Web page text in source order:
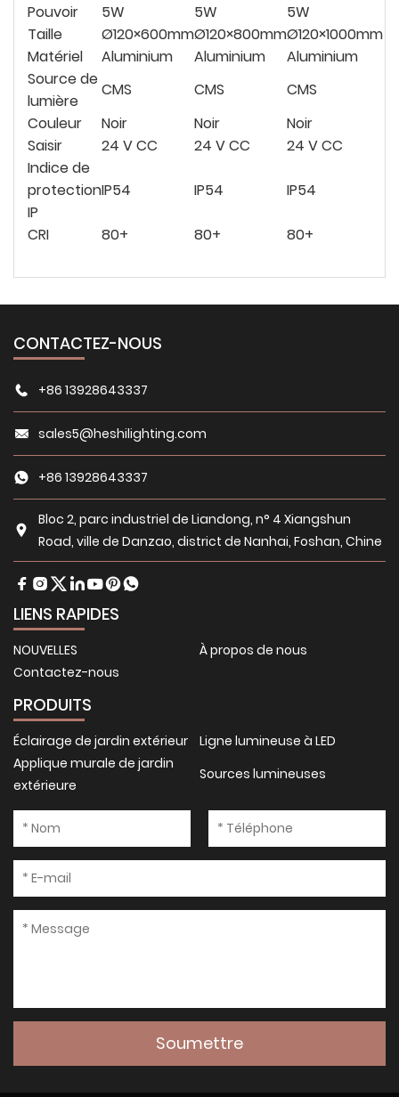
Pouvoir 5W 5W
5W
Taille
Ø120×600mmØ120×800mmØ120×1000mm
Matériel
Aluminium Aluminium
Aluminium
Source de
lumière
CMS CMS
CMS
Couleur
Noir Noir
Noir
Saisir
24 V CC 24 V CC
24 V CC
Indice de
protection
IP
IP54 IP54 IP54
CRI 80+ 80+ 80+
CONTACTEZ-NOUS
+86 13928643337
sales5@heshilighting.com
+86 13928643337
Bloc 2, parc industriel de Liandong, n° 4 Xiangshun
Road, ville de Danzao, district de Nanhai, Foshan, Chine
LIENS RAPIDES
NOUVELLES
À propos de nous
Contactez-nous
PRODUITS
Éclairage de jardin extérieur
Ligne lumineuse à LED
Applique murale de jardin
extérieure
Sources lumineuses
Soumettre